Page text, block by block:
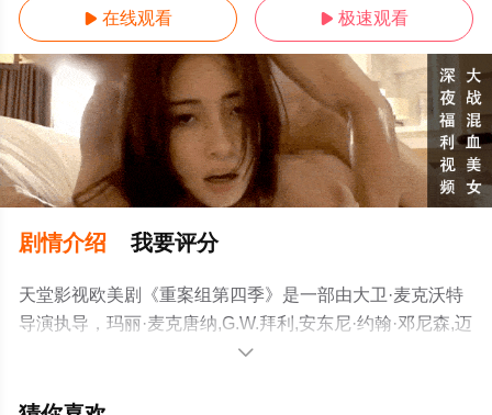
 在线观看  极速观看
剧情介绍 我要评分
天堂影视欧美剧《重案组第四季》是一部由大卫·麦克沃特
导演执导，玛丽·麦克唐纳,G.W.拜利,安东尼·约翰·邓尼森,迈
克尔·保罗·陈,雷蒙德·克鲁斯,格拉汉姆·帕特里克·马丁,萨凡
晓（完结），手机免费观看高清未删减完整版电视剧全集
